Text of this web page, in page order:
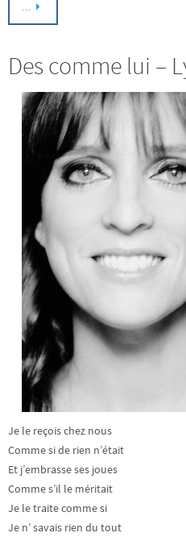
…
Des comme lui –
Je le reçois chez nous
Comme si de rien n’était
Et j’embrasse ses joues
Comme s’il le méritait
Je le traite comme si
Je n’ savais rien du tout